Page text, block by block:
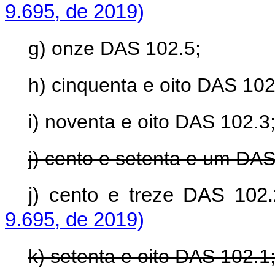
9.695, de 2019)
g) onze DAS 102.5;
h) cinquenta e oito DAS
i) noventa e oito DAS 102.3;
j) cento e setenta e um
j) cento e treze DAS
9.695, de 2019)
k) setenta e oito DAS 102.1;